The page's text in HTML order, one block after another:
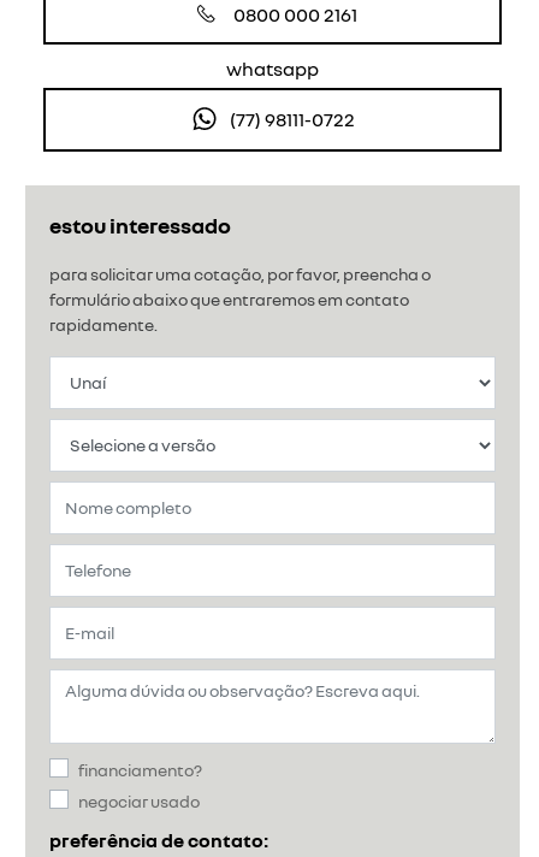
estou interessado
para solicitar uma cotação, por favor, preencha o
formulário abaixo que entraremos em contato
rapidamente.
financiamento?
negociar usado
preferência de contato:
0800 000 2161
whatsapp
(77) 98111-0722